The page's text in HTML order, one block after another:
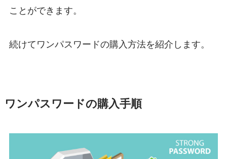
ことができます。
続けてワンパスワードの購入方法を紹介します。
ワンパスワードの購入手順